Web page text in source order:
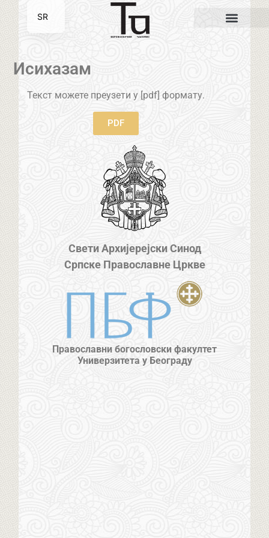
Исихазам
Текст можете преузети у [pdf] формату.
PDF
Свети Архијерејски Синод
Српске Православне Цркве
Православни богословски факултет
Универзитета у Београду
SR
EN